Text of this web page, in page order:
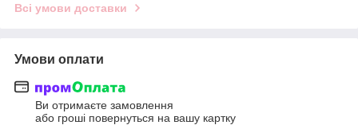
Всі умови доставки
Умови оплати
Ви отримаєте замовлення
або гроші повернуться на вашу картку